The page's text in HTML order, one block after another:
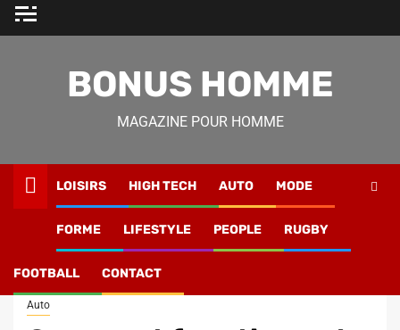
Skip
BONUS HOMME
MAGAZINE POUR HOMME
LOISIRS HIGH TECH AUTO MODE
FORME LIFESTYLE PEOPLE RUGBY
FOOTBALL CONTACT
transmission à variation continue (CVT) et pourquoi est-elle
Auto